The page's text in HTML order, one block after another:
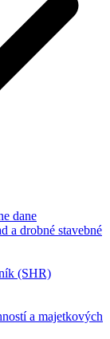
dane
a drobné stavebné
(SHR)
a majetkových